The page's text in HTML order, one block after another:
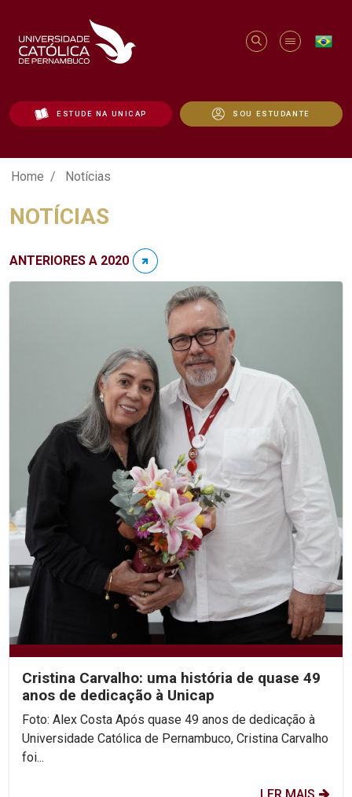
ESTUDE NA UNICAP SOU ESTUDANTE
Notícias - Unicap
Home Notícias
NOTÍCIAS
ANTERIORES A 2020
Cristina Carvalho: uma história de quase 49
anos de dedicação à Unicap
Foto: Alex Costa Após quase 49 anos de dedicação à
Universidade Católica de Pernambuco, Cristina Carvalho
foi...